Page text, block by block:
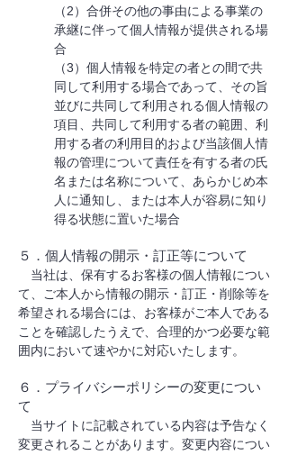
（2）合併その他の事由による事業の
承継に伴って個人情報が提供される場
合
（3）個人情報を特定の者との間で共
同して利用する場合であって、その旨
並びに共同して利用される個人情報の
項目、共同して利用する者の範囲、利
用する者の利用目的および当該個人情
報の管理について責任を有する者の氏
名または名称について、あらかじめ本
人に通知し、または本人が容易に知り
得る状態に置いた場合
５．個人情報の開示・訂正等について
当社は、保有するお客様の個人情報につい
て、ご本人から情報の開示・訂正・削除等を
希望される場合には、お客様がご本人である
ことを確認したうえで、合理的かつ必要な範
囲内において速やかに対応いたします。
６．プライバシーポリシーの変更につい
て
当サイトに記載されている内容は予告なく
変更されることがあります。変更内容につい